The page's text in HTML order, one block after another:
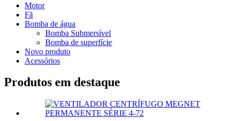
Motor
Fã
Bomba de água
Bomba Submersível
Bomba de superfície
Novo produto
Acessórios
Produtos em destaque